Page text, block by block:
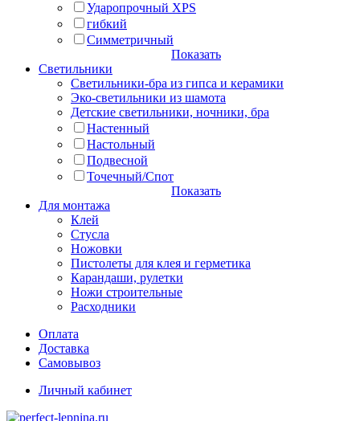
Ударопрочный XPS
гибкий
Симметричный
Показать
Светильники
Светильники-бра из гипса и керамики
Эко-светильники из шамота
Детские светильники, ночники, бра
Настенный
Настольный
Подвесной
Точечный/Спот
Показать
Для монтажа
Клей
Стусла
Ножовки
Пистолеты для клея и герметика
Карандаши, рулетки
Ножи строительные
Расходники
Оплата
Доставка
Самовывоз
Личный кабинет